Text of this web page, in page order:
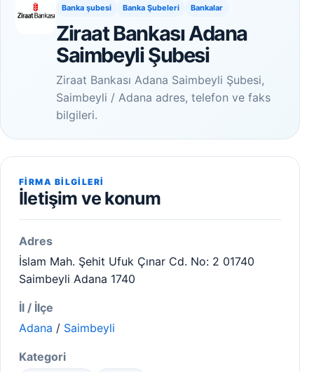
Banka şubesi Banka Şubeleri Bankalar
Ziraat Bankası Adana
Saimbeyli Şubesi
Ziraat Bankası Adana Saimbeyli Şubesi,
Saimbeyli / Adana adres, telefon ve faks
bilgileri.
FIRMA BILGILERI
İletişim ve konum
Adres
İslam Mah. Şehit Ufuk Çınar Cd. No: 2 01740
Saimbeyli Adana 1740
İl / İlçe
Adana / Saimbeyli
Kategori